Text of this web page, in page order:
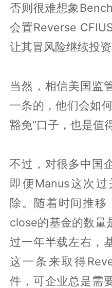
否则很难想象
会置Reverse
让其冒风险继续投资
当然，相信美国监
一条的，他们会如
豁免”口子，也是值
不过，对很多中国
即便Manus这次
除。随着时间推移
close的基金的数量
过一年半载左右，
这一条来取得
件，可企业总是需